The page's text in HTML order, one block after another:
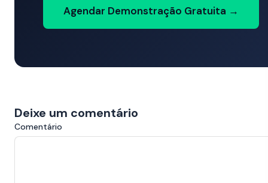
Agendar Demonstração Gratuita →
Deixe um comentário
Comentário